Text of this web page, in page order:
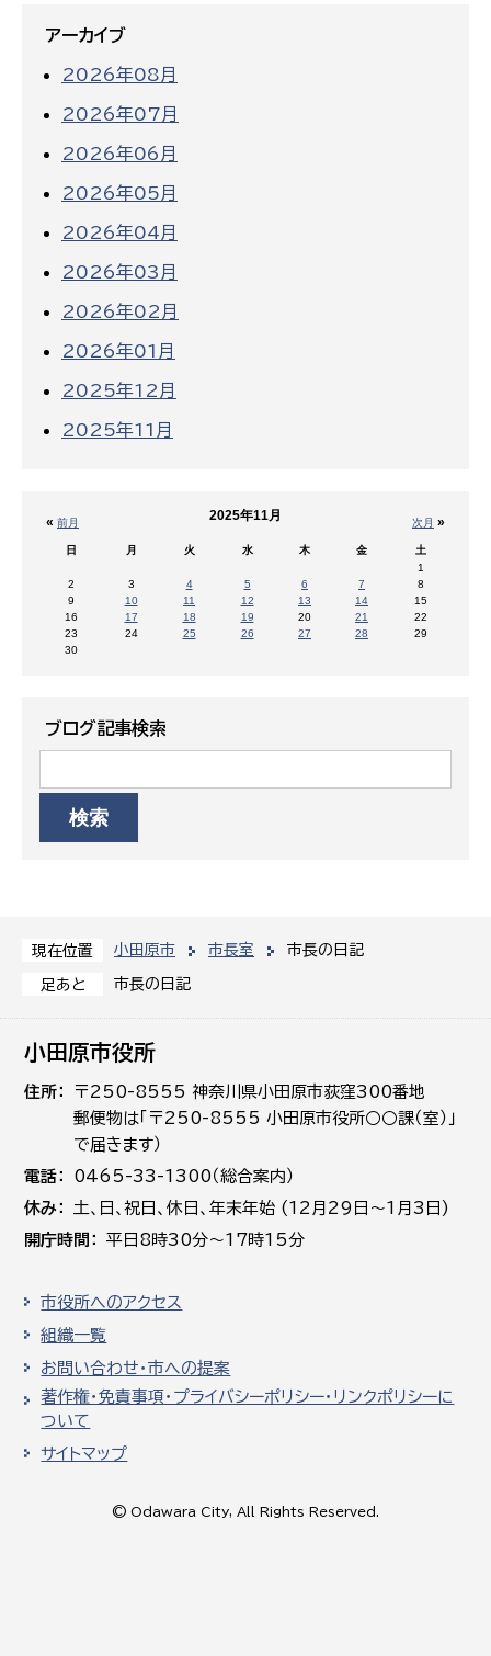
現在位置 小田原市 市長室 市長の日記
足あと 市長の日記
アーカイブ
2026年08月
2026年07月
2026年06月
2026年05月
2026年04月
2026年03月
2026年02月
2026年01月
2025年12月
2025年11月
« 前月 次月 »
2025年11月
日 月 火 水 木 金
土
1
2
3 4 5 6 7
8
9
10 11 12 13 14
15
16
17 18 19 20 21
22
23
24 25 26 27 28
29
30
ブログ記事検索
小田原市役所
住所
〒250-8555 神奈川県小田原市荻窪300番地
郵便物は「〒250-8555 小田原市役所○○課（室）」
で届きます）
電話
0465-33-1300（総合案内）
休み
土､日､祝日、休日、年末年始 (12月29日～1月3日)
開庁時間
平日8時30分～17時15分
市役所へのアクセス
組織一覧
お問い合わせ・市への提案
著作権・免責事項・プライバシーポリシー・リンクポリシーに
ついて
サイトマップ
© Odawara City, All Rights Reserved.